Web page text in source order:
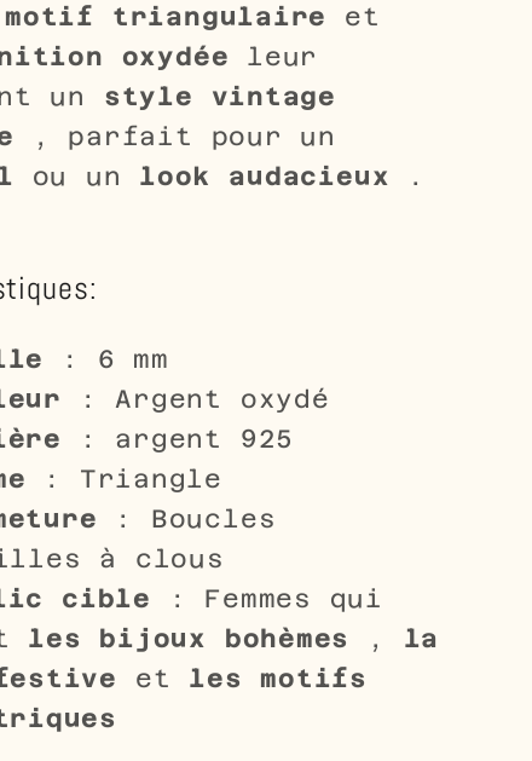
motif triangulaire et
oxydée leur
un style vintage
, parfait pour un
ou un look audacieux .
: 6 mm
: Argent oxydé
: argent 925
: Triangle
: Boucles
à clous
cible : Femmes qui
les bijoux bohèmes , la
festive et les motifs